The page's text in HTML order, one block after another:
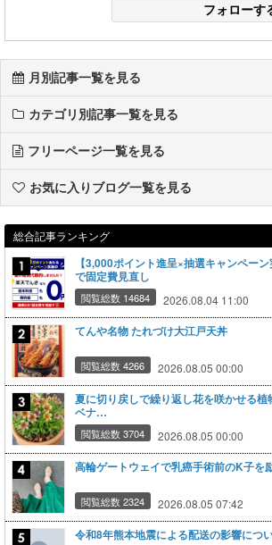
フォローす
月別記事一覧を見る
カテゴリ別記事一覧を見る
フリーページ一覧を見る
お気に入りブログ一覧を見る
総合記事ランキング
【3,000ポイント進呈×抽選キャンペー
で固定費見直し
閲覧総数 14684 2026.08.04 11:00
てんや名物 たれづけ大江戸天丼
閲覧総数 4266 2026.08.05 00:00
夏に切り戻しで繰り返し花を咲かせる
ベナ…
閲覧総数 3704 2026.08.05 00:00
高輪ゲートウェイで乳癌手術前のK子を
閲覧総数 2324 2026.08.05 07:42
令和8年熊本地震による配送の影響につ